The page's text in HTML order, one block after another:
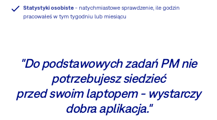
Statystyki osobiste - natychmiastowe sprawdzenie, ile godzin
pracowałeś w tym tygodniu lub miesiącu
"Do podstawowych zadań PM nie
potrzebujesz siedzieć
przed swoim laptopem - wystarczy
dobra aplikacja."